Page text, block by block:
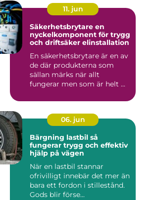
11. jun
Säkerhetsbrytare en
nyckelkomponent för trygg
och driftsäker elinstallation
En säkerhetsbrytare är en av
de där produkterna som
sällan märks när allt
fungerar men som är helt ...
06. jun
Bärgning lastbil så
fungerar trygg och effektiv
hjälp på vägen
När en lastbil stannar
ofrivilligt innebär det mer än
bara ett fordon i stillestånd.
Gods blir förse...